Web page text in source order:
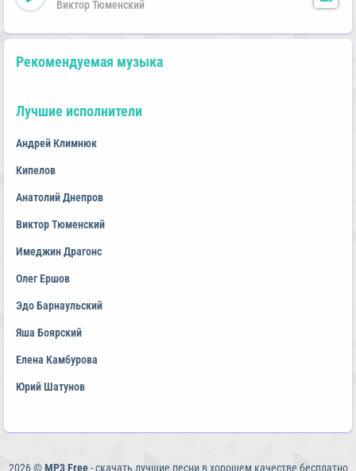
Виктор Тюменский
Рекомендуемая музыка
Лучшие исполнители
Андрей Климнюк
Кипелов
Анатолий Днепров
Виктор Тюменский
Имеджин Драгонс
Олег Ершов
Эдо Барнаульский
Яша Боярский
Елена Камбурова
Юрий Шатунов
2026 ©MP3 Free- скачать лучшие песни в хорошем качестве бесплатно